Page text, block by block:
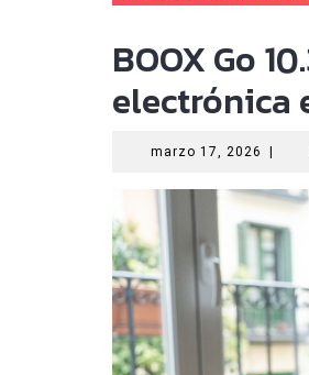
BOOX Go
electrónica
marzo 17, 2026 marzo
2026